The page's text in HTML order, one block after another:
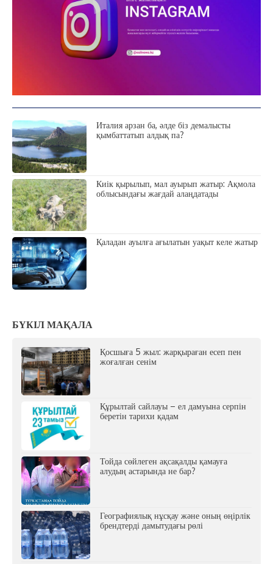
АРНАЙЫ ЖОБА
ӘЛЕУМЕТ
ТЫЛСЫМ
C Kokshetau
Жоба туралы Байланыс
Италия арзан ба, әлде біз демалысты
қымбаттатып алдық па?
Киік қырылып, мал ауырып жатыр: Ақмола
облысындағы жағдай алаңдатады
Қаладан ауылға ағылатын уақыт келе жатыр
БҮКІЛ МАҚАЛА
Қосшыға 5 жыл: жарқыраған есеп пен
жоғалған сенім
Құрылтай сайлауы – ел дамуына серпін
беретін тарихи қадам
Тойда сөйлеген ақсақалды қамауға
алудың астарында не бар?
Географиялық нұсқау және оның өңірлік
брендтерді дамытудағы рөлі